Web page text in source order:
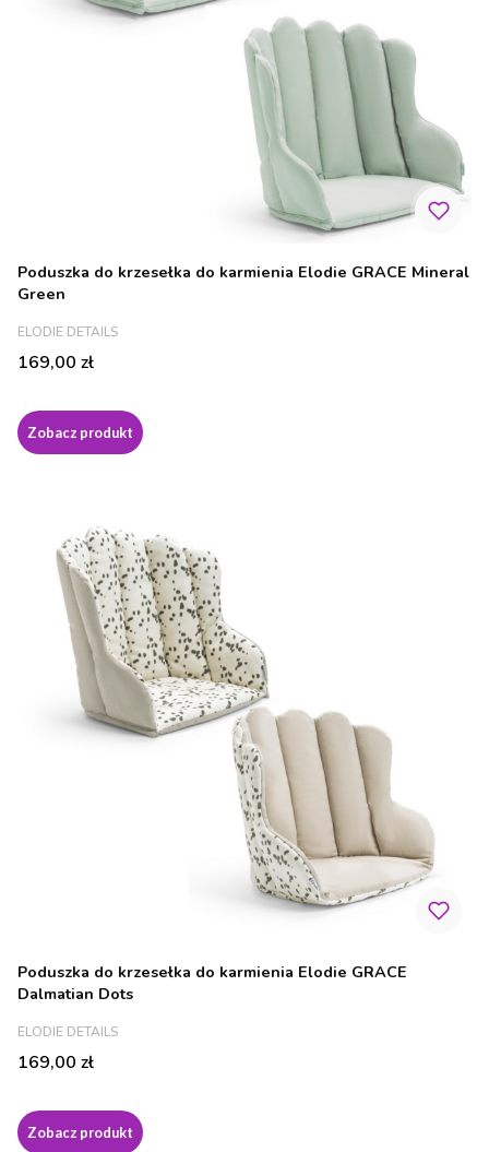
Poduszka do krzesełka do karmienia Elodie GRACE Mineral
Green
PRODUCENT
ELODIE DETAILS
Cena
169,00 zł
Zobacz produkt
Poduszka do krzesełka do karmienia Elodie GRACE
Dalmatian Dots
PRODUCENT
ELODIE DETAILS
Cena
169,00 zł
Zobacz produkt